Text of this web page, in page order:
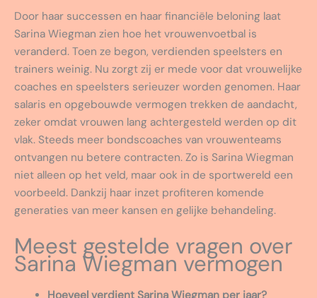
Door haar successen en haar financiële beloning laat
Sarina Wiegman zien hoe het vrouwenvoetbal is
veranderd. Toen ze begon, verdienden speelsters en
trainers weinig. Nu zorgt zij er mede voor dat vrouwelijke
coaches en speelsters serieuzer worden genomen. Haar
salaris en opgebouwde vermogen trekken de aandacht,
zeker omdat vrouwen lang achtergesteld werden op dit
vlak. Steeds meer bondscoaches van vrouwenteams
ontvangen nu betere contracten. Zo is Sarina Wiegman
niet alleen op het veld, maar ook in de sportwereld een
voorbeeld. Dankzij haar inzet profiteren komende
generaties van meer kansen en gelijke behandeling.
Meest gestelde vragen over
Sarina Wiegman vermogen
Hoeveel verdient Sarina Wiegman per jaar?